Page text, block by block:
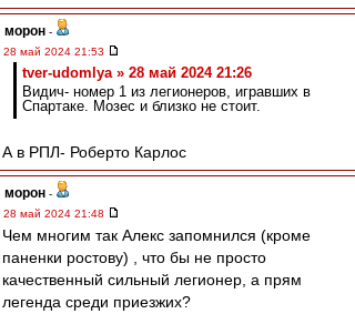
морон -
28 май 2024 21:53
tver-udomlya » 28 май 2024 21:26
Видич- номер 1 из легионеров, игравших в
Спартаке. Мозес и близко не стоит.
А в РПЛ- Роберто Карлос
морон -
28 май 2024 21:48
Чем многим так Алекс запомнился (кроме
паненки ростову) , что бы не просто
качественный сильный легионер, а прям
легенда среди приезжих?